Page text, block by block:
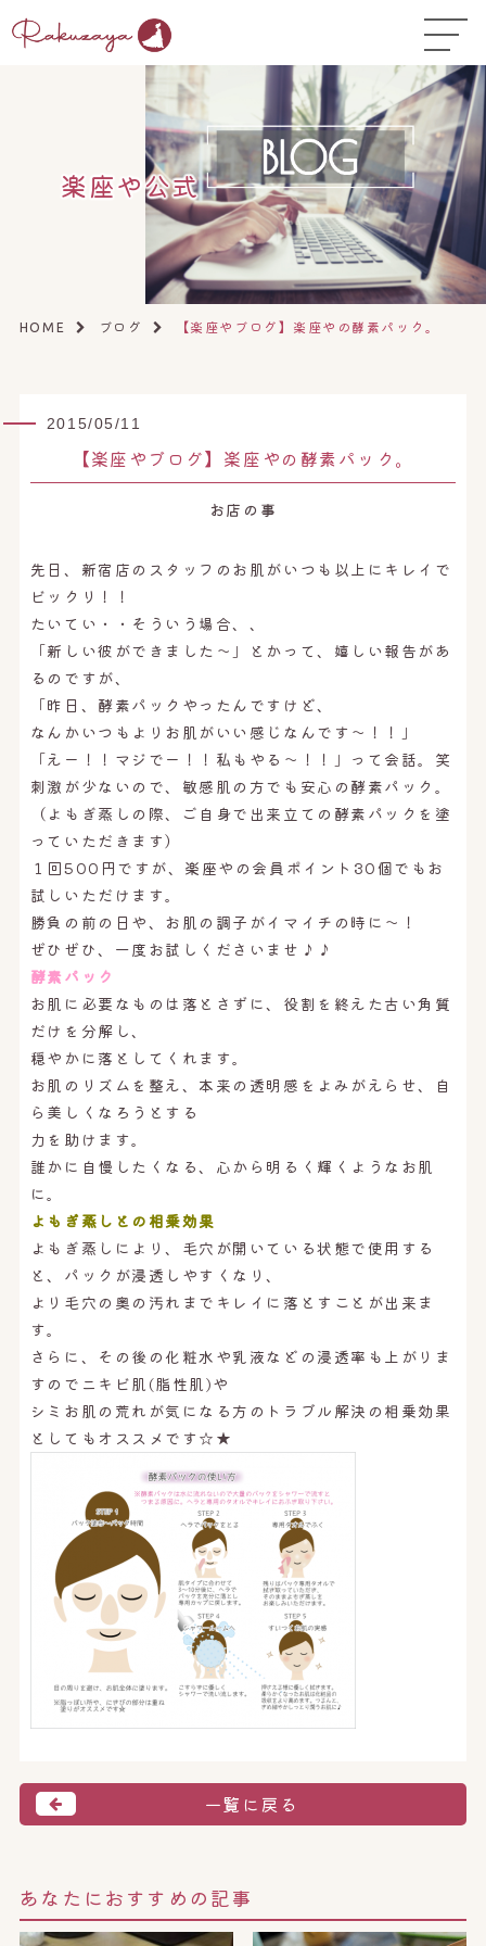
TOP
はじめての方へ
コース料金
よくある質問
お悩み温活ガイド▼
店舗一覧▼
開業サポート
オンライン予約はこちら
楽座や公式
HOME ブログ 【楽座やブログ】楽座やの酵素パック。
2015/05/11
【楽座やブログ】楽座やの酵素パック。
お店の事
先日、新宿店のスタッフのお肌がいつも以上にキレイで
ビックリ！！
たいてい・・そういう場合、、
「新しい彼ができました〜」とかって、嬉しい報告があ
るのですが、
「昨日、酵素パックやったんですけど、
なんかいつもよりお肌がいい感じなんです〜！！」
「えー！！マジでー！！私もやる〜！！」って会話。笑
刺激が少ないので、敏感肌の方でも安心の酵素パック。
（よもぎ蒸しの際、ご自身で出来立ての酵素パックを塗
っていただきます）
１回500円ですが、楽座やの会員ポイント30個でもお
試しいただけます。
勝負の前の日や、お肌の調子がイマイチの時に〜！
ぜひぜひ、一度お試しくださいませ♪♪
酵素パック
お肌に必要なものは落とさずに、役割を終えた古い角質
だけを分解し、
穏やかに落としてくれます。
お肌のリズムを整え、本来の透明感をよみがえらせ、自
ら美しくなろうとする
力を助けます。
誰かに自慢したくなる、心から明るく輝くようなお肌
に。
よもぎ蒸しとの相乗効果
よもぎ蒸しにより、毛穴が開いている状態で使用する
と、パックが浸透しやすくなり、
より毛穴の奥の汚れまでキレイに落とすことが出来ま
す。
さらに、その後の化粧水や乳液などの浸透率も上がりま
すのでニキビ肌(脂性肌)や
シミお肌の荒れが気になる方のトラブル解決の相乗効果
としてもオススメです☆★
一覧に戻る
あなたにおすすめの記事